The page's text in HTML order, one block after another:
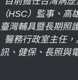
（HSC）監事、
臺灣輔具暨長期照
醫務行政室主任
訊、健保、長照與